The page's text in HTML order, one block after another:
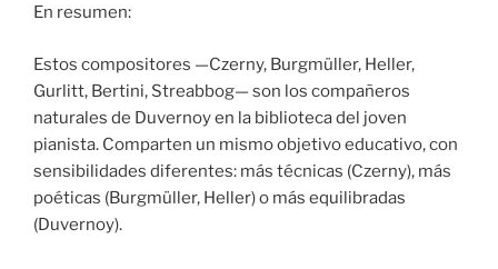
En resumen:
Estos compositores —Czerny, Burgmüller, Heller,
Gurlitt, Bertini, Streabbog— son los compañeros
naturales de Duvernoy en la biblioteca del joven
pianista. Comparten un mismo objetivo educativo, con
sensibilidades diferentes: más técnicas (Czerny), más
poéticas (Burgmüller, Heller) o más equilibradas
(Duvernoy).